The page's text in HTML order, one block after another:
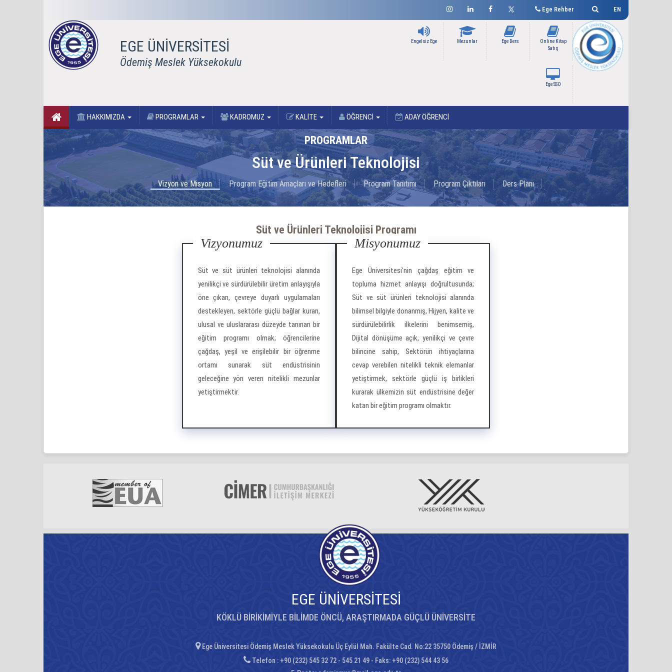
EN
Ege Rehber
EGE ÜNİVERSİTESİ
Ödemiş Meslek Yüksekokulu
Online Kitap
Satış
Ege Ders
Mezunlar
Engelsiz Ege
Ege SSO
HAKKIMIZDA PROGRAMLAR KADROMUZ KALİTE ÖĞRENCİ ADAY ÖĞRENCİ
PROGRAMLAR
Süt ve Ürünleri Teknolojisi
Vizyon ve Misyon Program Eğitim Amaçları ve Hedefleri Program Tanıtımı Program Çıktıları Ders Planı
Süt ve Ürünleri Teknolojisi Programı
Vizyonumuz
Süt ve süt ürünleri teknolojisi alanında
yenilikçi ve sürdürülebilir üretim anlayışıyla
öne çıkan, çevreye duyarlı uygulamaları
destekleyen, sektörle güçlü bağlar kuran,
ulusal ve uluslararası düzeyde tanınan bir
eğitim programı olmak; öğrencilerine
çağdaş, yeşil ve erişilebilir bir öğrenme
ortamı sunarak süt endüstrisinin
geleceğine yön veren nitelikli mezunlar
yetiştirmektir.
Misyonumuz
Ege Üniversitesi'nin çağdaş eğitim ve
topluma hizmet anlayışı doğrultusunda;
Süt ve süt ürünleri teknolojisi alanında
bilimsel bilgiyle donanmış, Hijyen, kalite ve
sürdürülebilirlik ilkelerini benimsemiş,
Dijital dönüşüme açık, yenilikçi ve çevre
bilincine sahip, Sektörün ihtiyaçlarına
cevap verebilen nitelikli teknik elemanlar
yetiştirmek, sektörle güçlü iş birlikleri
kurarak ülkemizin süt endüstrisine değer
katan bir eğitim programı olmaktır.
EGE ÜNİVERSİTESİ
KÖKLÜ BİRİKİMİYLE BİLİMDE ÖNCÜ, ARAŞTIRMADA GÜÇLÜ ÜNİVERSİTE
Ege Üniversitesi Ödemiş Meslek Yüksekokulu Üç Eylül Mah. Fakülte Cad. No:22 35750 Ödemiş / İZMİR
Telefon : +90 (232) 545 32 72 - 545 21 49 - Faks: +90 (232) 544 43 56